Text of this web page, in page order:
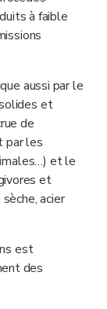
à faible
aussi par le
et
de
par les
et le
et
acier
est
des